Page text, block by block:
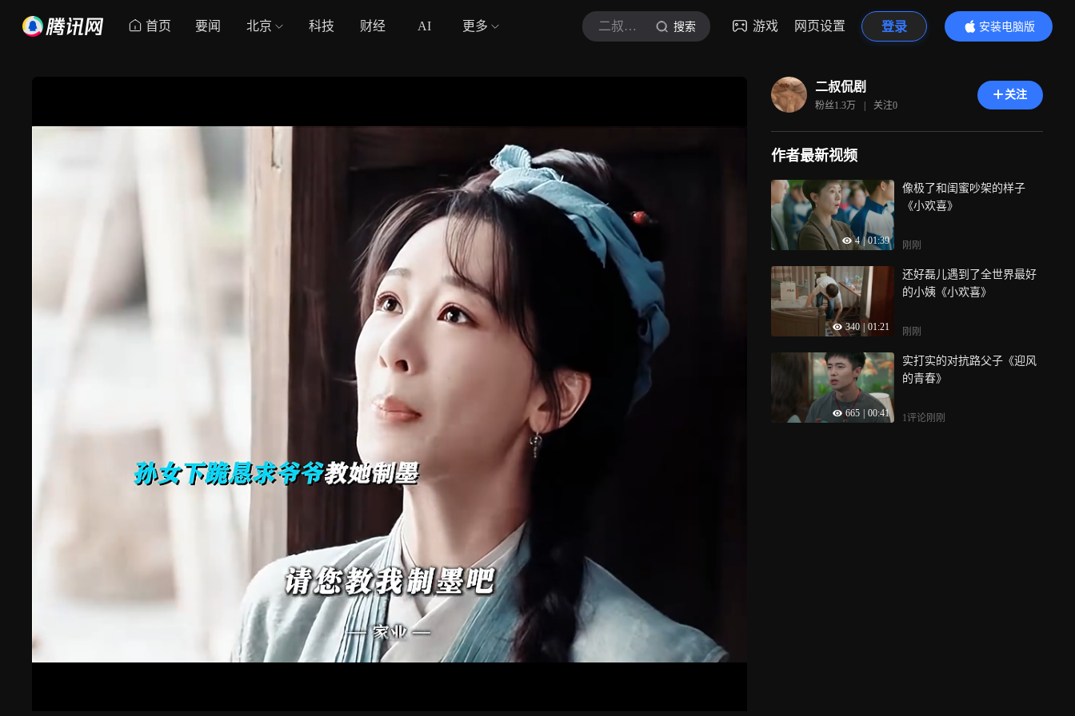
首页 要闻 北京 科技 财经 AI 更多 二叔侃剧 搜索 游戏 网页设置 登录
安装电脑版
内容更精彩
二叔侃剧
粉丝1.3万 | 关注0
关注
作者最新视频
4 01:39
像极了和闺蜜吵架的样子
《小欢喜》
刚刚
340 01:21
还好磊儿遇到了全世界最好
的小姨《小欢喜》
刚刚
665 00:41
实打实的对抗路父子《迎风
的青春》
1评论刚刚